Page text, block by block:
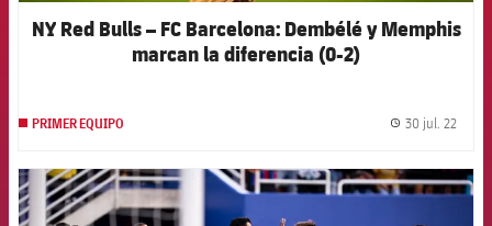
NY Red Bulls – FC Barcelona: Dembélé y Memphis
marcan la diferencia (0-2)
PRIMER EQUIPO 30 jul. 22
FCB Barcelona badge